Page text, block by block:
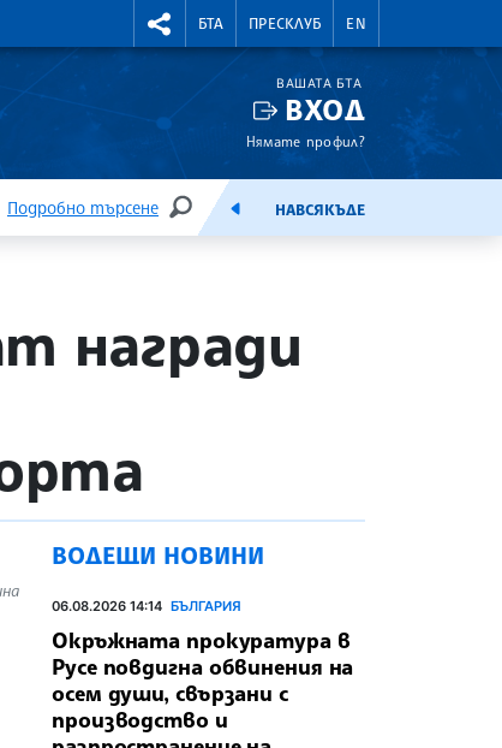
RIGHTMENU.SOCIAL
БТА ПРЕСКЛУБ EN
ВАШАТА БТА
ВХОД
Нямате профил?
Подробно търсене
ТЪРСЕНЕЕМИСИЯНАВСЯКЪДЕ
награди
ВОДЕЩИ НОВИНИ
06.08.2026 14:14 БЪЛГАРИЯ
Окръжната прокуратура в
Русе повдигна обвинения на
осем души, свързани с
производство и